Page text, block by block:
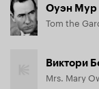
Оуэн Мур
Tom the
Виктори